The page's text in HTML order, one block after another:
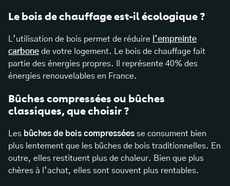
Le bois de chauffage est-il écologique ?
L’utilisation de bois permet de réduire l’empreinte
carbone de votre logement. Le bois de chauffage fait
partie des énergies propres. Il représente 40% des
énergies renouvelables en France.
Bûches compressées ou bûches
classiques, que choisir ?
Les bûches de bois compressées se consument bien
plus lentement que les bûches de bois traditionnelles. En
outre, elles restituent plus de chaleur. Bien que plus
chères à l’achat, elles sont souvent plus rentables.